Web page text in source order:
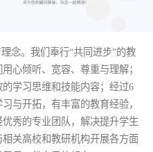
念。我们奉行“共同进步”的教
心倾听、宽容、尊重与理解；
学习思维和技能内容；经过6
与开拓，有丰富的教育经验，
秀的专业团队，解决提升学生
关高校和教研机构开展各方面